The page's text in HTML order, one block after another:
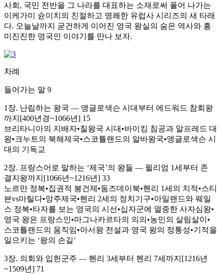
사회, 국민 전반을 그 나라를 대표하는 소재로써 풀어 나가는
이케가미 슌이치의 친절하고 명쾌한 유럽사 시리즈의 새 타래
다. 오늘날까지 굳건하게 이어진 영국 왕실의 숨은 역사와 흥
미진진한 영국인 이야기를 만나 보자.
차례
들어가는 말 9
1장. 난립하는 왕국 ― 앵글로색슨 시대부터 에드워드 참회왕
까지[400년경~1066년] 15
브리타니아의 지배자•칠왕국 시대•바이킹 침공과 알프레드 대
왕•크누트의 북해제국•스코틀랜드의 알바왕국•앵글로색슨 시
대의 기독교
2장. 프랑스어로 말하는 ‘제국’의 왕들 ― 윌리엄 1세부터 존
결지왕까지[1066년~1216년] 33
노르만 정복•집권적 봉건제•둠즈데이북•헨리 1세의 치적•스티
븐vs마틸다•앙주제국•헨리 2세의 정치기구•아일랜드와 웨일
스 정복•타자를 보는 영국의 시선•십자군에 열중한 사자심왕•
영국 왕은 프랑스인•마그나카르타의 의의•농민의 살림살이•
스코틀랜드의 움직임•아서왕 전설과 영국 왕의 정통성•기적을
일으키는 ‘왕의 손길’
3장. 의회와 입헌군주 ― 헨리 3세부터 헨리 7세까지[1216년
~1509년] 71